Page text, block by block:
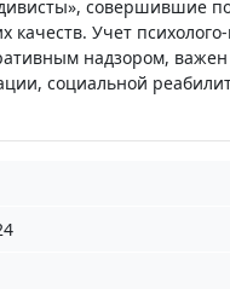
совершившие
Учет
надзором,
социальной